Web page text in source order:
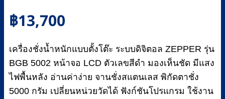
฿13,700
เครื่องชั่งน้ำหนักแบบตั้งโต๊ะ ระบบดิจิตอล ZEPPER รุ่น
BGB 5002 หน้าจอ LCD ตัวเลขสีดำ มองเห็นชัด มีแสง
ไฟพื้นหลัง อ่านค่าง่าย จานชั่งสแตนเลส พิกัดตาชั่ง
5000 กรัม เปลี่ยนหน่วยวัดได้ ฟังก์ชันโปรแกรม ใช้งาน